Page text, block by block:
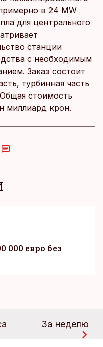
в 24 MW
для центрального
станции
с необходимым
Заказ состоит
турбинная часть
стоимость
миллиард крон.
000 евро без
За неделю